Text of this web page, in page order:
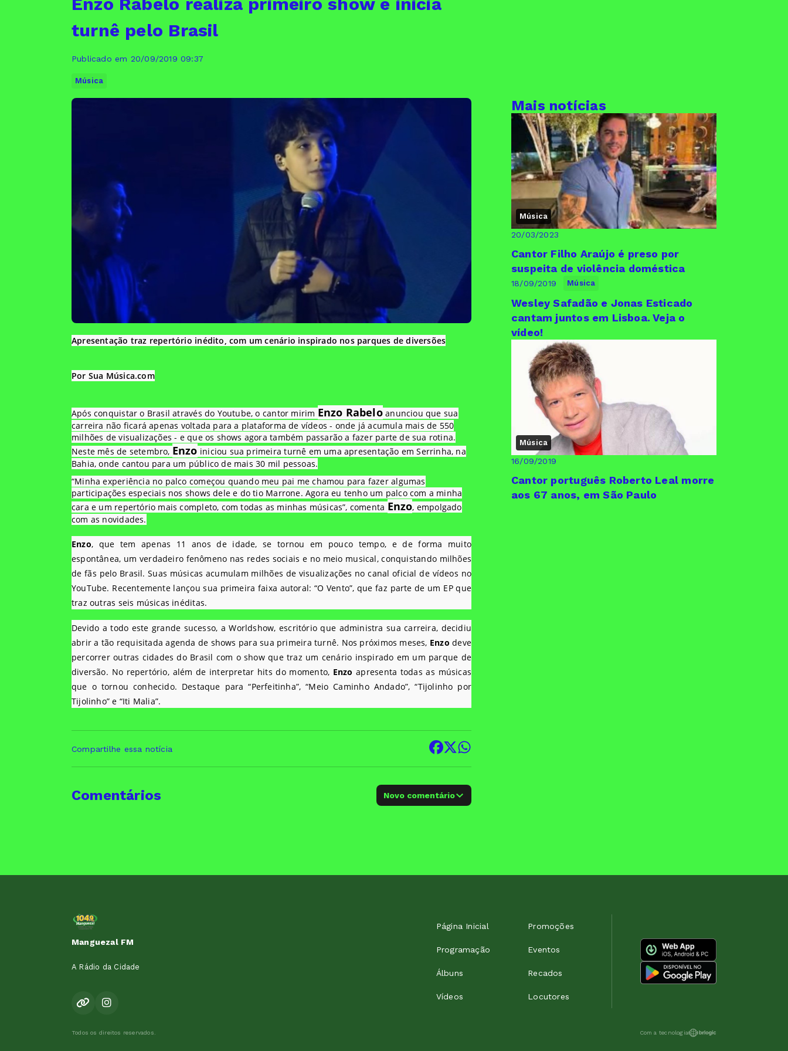
turnê pelo Brasil
Publicado em 20/09/2019 09:37
Música
Apresentação traz repertório inédito, com um cenário inspirado nos parques de diversões
Por Sua Música.com
Após conquistar o Brasil através do Youtube, o cantor mirim Enzo Rabeloanunciou que sua
carreira não ficará apenas voltada para a plataforma de vídeos - onde já acumula mais de 550
milhões de visualizações - e que os shows agora também passarão a fazer parte de sua rotina.
Neste mês de setembro, Enzo iniciou sua primeira turnê em uma apresentação em Serrinha, na
Bahia, onde cantou para um público de mais 30 mil pessoas.
“Minha experiência no palco começou quando meu pai me chamou para fazer algumas
participações especiais nos shows dele e do tio Marrone. Agora eu tenho um palco com a minha
cara e um repertório mais completo, com todas as minhas músicas”, comenta Enzo, empolgado
com as novidades.
Enzo, que tem apenas 11 anos de idade, se tornou em pouco tempo, e de forma muito
espontânea, um verdadeiro fenômeno nas redes sociais e no meio musical, conquistando milhões
de fãs pelo Brasil. Suas músicas acumulam milhões de visualizações no canal oficial de vídeos no
YouTube. Recentemente lançou sua primeira faixa autoral: “O Vento”, que faz parte de um EP que
traz outras seis músicas inéditas.
Devido a todo este grande sucesso, a Worldshow, escritório que administra sua carreira, decidiu
abrir a tão requisitada agenda de shows para sua primeira turnê. Nos próximos meses, Enzo deve
percorrer outras cidades do Brasil com o show que traz um cenário inspirado em um parque de
diversão. No repertório, além de interpretar hits do momento, Enzo apresenta todas as músicas
que o tornou conhecido. Destaque para “Perfeitinha”, “Meio Caminho Andado”, “Tijolinho por
Tijolinho” e “Iti Malia”.
Compartilhe essa notícia
Comentários Novo comentário
Mais notícias
Música
20/03/2023
Cantor Filho Araújo é preso por
suspeita de violência doméstica
Música
18/09/2019
Wesley Safadão e Jonas Esticado
cantam juntos em Lisboa. Veja o
vídeo!
Música
16/09/2019
Cantor português Roberto Leal morre
aos 67 anos, em São Paulo
Manguezal FM
A Rádio da Cidade
Página Inicial
Programação
Álbuns
Vídeos
Promoções
Eventos
Recados
Locutores
Todos os direitos reservados. Com a tecnologia